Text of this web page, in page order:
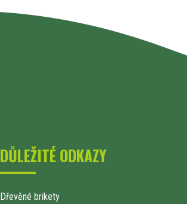
DŮLEŽITÉ ODKAZY
Dřevěné brikety